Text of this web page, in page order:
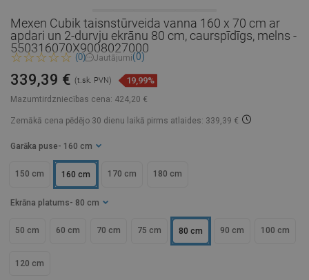
Mexen Cubik taisnstūrveida vanna 160 x 70 cm ar
apdari un 2-durvju ekrānu 80 cm, caurspīdīgs, melns -
550316070X9008027000
(0) Jautājumi(0)
Mazumtirdzniecības cena: 424,20 €
339,39 € (t.sk. PVN) 19,99%
Zemākā cena pēdējo 30 dienu laikā pirms atlaides: 339,39 €
Garāka puse - 160 cm
150 cm 160 cm 170 cm 180 cm
Ekrāna platums - 80 cm
50 cm 60 cm 70 cm 75 cm 80 cm 90 cm 100 cm
120 cm